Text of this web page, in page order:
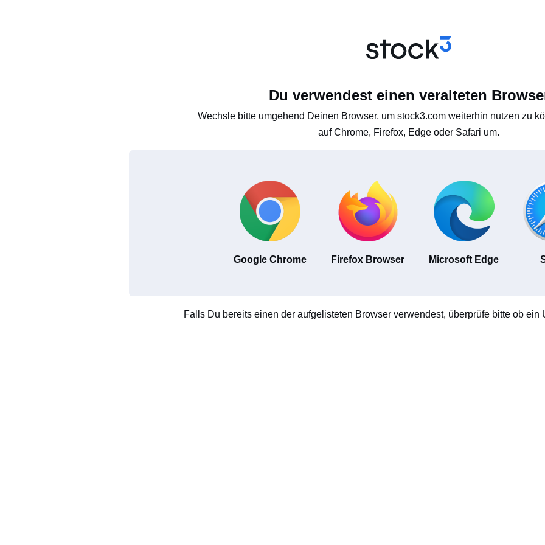
Du verwendest einen veralteten
Wechsle bitte umgehend Deinen Browser, um stock3.com weiterhin nutzen zu
auf Chrome, Firefox, Edge oder Safari um.
Google Chrome Firefox Browser Microsoft Edge
Falls Du bereits einen der aufgelisteten Browser verwendest, überprüfe bitte ob ein